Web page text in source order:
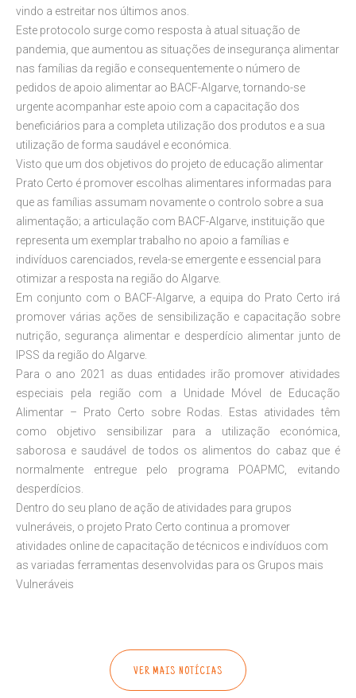
vindo a estreitar nos últimos anos.
Este protocolo surge como resposta à atual situação de
pandemia, que aumentou as situações de insegurança alimentar
nas famílias da região e consequentemente o número de
pedidos de apoio alimentar ao BACF-Algarve, tornando-se
urgente acompanhar este apoio com a capacitação dos
beneficiários para a completa utilização dos produtos e a sua
utilização de forma saudável e económica.
Visto que um dos objetivos do projeto de educação alimentar
Prato Certo é promover escolhas alimentares informadas para
que as famílias assumam novamente o controlo sobre a sua
alimentação; a articulação com BACF-Algarve, instituição que
representa um exemplar trabalho no apoio a famílias e
indivíduos carenciados, revela-se emergente e essencial para
otimizar a resposta na região do Algarve.
Em conjunto com o BACF-Algarve, a equipa do Prato Certo irá
promover várias ações de sensibilização e capacitação sobre
nutrição, segurança alimentar e desperdício alimentar junto de
IPSS da região do Algarve.
Para o ano 2021 as duas entidades irão promover atividades
especiais pela região com a Unidade Móvel de Educação
Alimentar – Prato Certo sobre Rodas. Estas atividades têm
como objetivo sensibilizar para a utilização económica,
saborosa e saudável de todos os alimentos do cabaz que é
normalmente entregue pelo programa POAPMC, evitando
desperdícios.
Dentro do seu plano de ação de atividades para grupos
vulneráveis, o projeto Prato Certo continua a promover
atividades online de capacitação de técnicos e indivíduos com
as variadas ferramentas desenvolvidas para os Grupos mais
Vulneráveis
VER MAIS NOTÍCIAS